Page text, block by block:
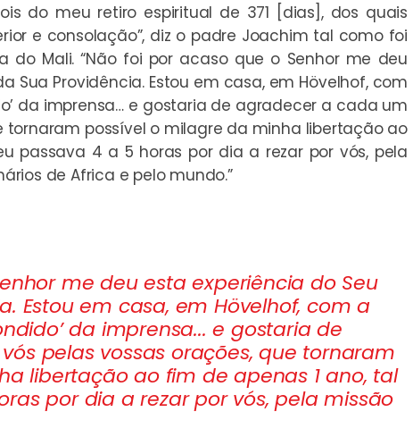
do meu retiro espiritual de 371 [dias], dos quais
e consolação”, diz o padre Joachim tal como foi
do Mali. “Não foi por acaso que o Senhor me deu
Sua Providência. Estou em casa, em Hövelhof, com
da imprensa… e gostaria de agradecer a cada um
tornaram possível o milagre da minha libertação ao
passava 4 a 5 horas por dia a rezar por vós, pela
de Africa e pelo mundo.”
me deu esta experiência do Seu
Estou em casa, em Hövelhof, com a
da imprensa... e gostaria de
pelas vossas orações, que tornaram
libertação ao fim de apenas 1 ano, tal
por dia a rezar por vós, pela missão